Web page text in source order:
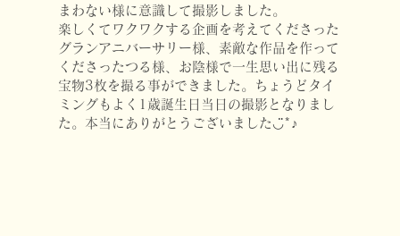
まわない様に意識して撮影しました。
楽しくてワクワクする企画を考えてくださった
グランアニバーサリー様、素敵な作品を作って
くださったつる様、お陰様で一生思い出に残る
宝物3枚を撮る事ができました。ちょうどタイ
ミングもよく1歳誕生日当日の撮影となりまし
た。本当にありがとうございました◡̈*♪